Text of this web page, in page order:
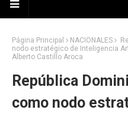
Página Principal NACIONALES
nodo estratégico de Inteligencia
Alberto Castillo Aroca
República
como nodo